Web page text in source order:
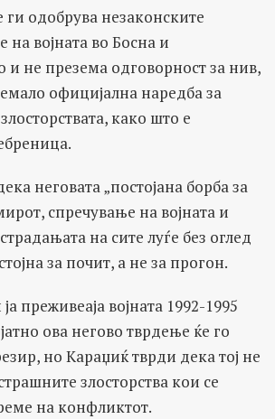
ги одобрува незаконските
на војната во Босна и
и не презема одговорност за нив,
официјална наредба за
како што е
неговата „постојана борба за
спречување на војната и
на сите луѓе без оглед
за почит, а не за прогон.
преживеаја војната 1992-1995
ова негово тврдење ќе го
но Караџиќ тврди дека тој не
злосторства кои се
на конфликтот.